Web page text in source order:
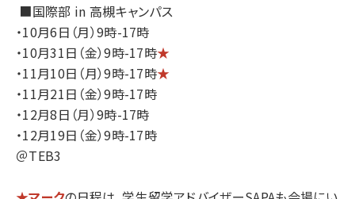
■国際部 in 高槻キャンパス
・10月6日（月）9時-17時
・10月31日（金）9時-17時★
・11月10日（月）9時-17時★
・11月21日（金）9時-17時
・12月8日（月）9時-17時
・12月19日（金）9時-17時
＠TEB3